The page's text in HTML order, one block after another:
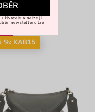
%: KAB15
uživatele a nelze ji
newsletteru lze